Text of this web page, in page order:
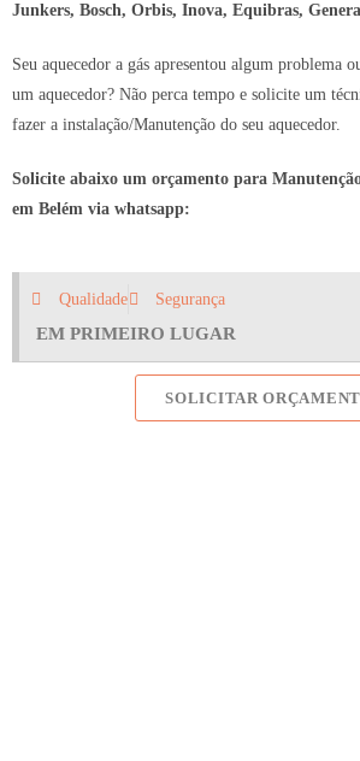
Junkers, Bosch, Orbis, Inova, Equibras,
Seu aquecedor a gás apresentou algum problema
um aquecedor? Não perca tempo e solicite um
fazer a instalação/Manutenção do seu aquecedor.
Solicite abaixo um orçamento para
em Belém via whatsapp:
SOLICITAR
Qualidade Segurança
EM PRIMEIRO LUGAR